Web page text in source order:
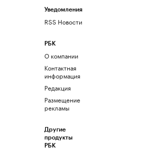
Уведомления
RSS Новости
РБК
О компании
Контактная
информация
Редакция
Размещение
рекламы
Другие
продукты
РБК